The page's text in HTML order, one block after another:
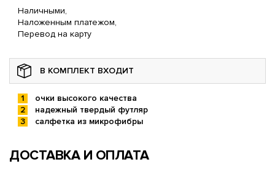
Наличными,
Наложенным платежом,
Перевод на карту
В КОМПЛЕКТ ВХОДИТ
очки высокого качества
надежный твердый футляр
салфетка из микрофибры
ДОСТАВКА И ОПЛАТА